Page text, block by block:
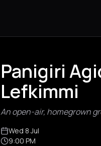
Panigiri
Lefkimmi
An open-air, homegrown
Wed 8 Jul
9:00 PM